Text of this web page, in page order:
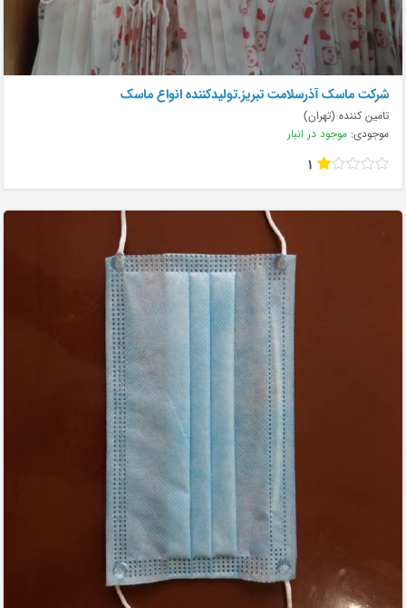
شرکت ماسک آذرسلامت تبریز.تولیدکننده انواع ماسک
تامین کننده (تهران)
موجودی: موجود در انبار
1